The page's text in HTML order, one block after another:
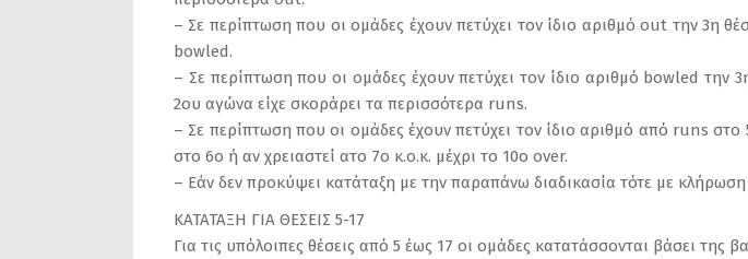
– Σε περίπτωση που οι ομάδες έχουν πετύχει τον ίδιο αριθμό out την 3η
bowled.
– Σε περίπτωση που οι ομάδες έχουν πετύχει τον ίδιο αριθμό bowled
2ου αγώνα είχε σκοράρει τα περισσότερα runs.
– Σε περίπτωση που οι ομάδες έχουν πετύχει τον ίδιο αριθμό από runs
στο 6ο ή αν χρειαστεί ατο 7ο κ.ο.κ. μέχρι το 10ο over.
– Εάν δεν προκύψει κατάταξη με την παραπάνω διαδικασία τότε με
ΚΑΤΑΤΑΞΗ ΓΙΑ ΘΕΣΕΙΣ 5-17
Για τις υπόλοιπες θέσεις από 5 έως 17 οι ομάδες κατατάσσονται βάσει